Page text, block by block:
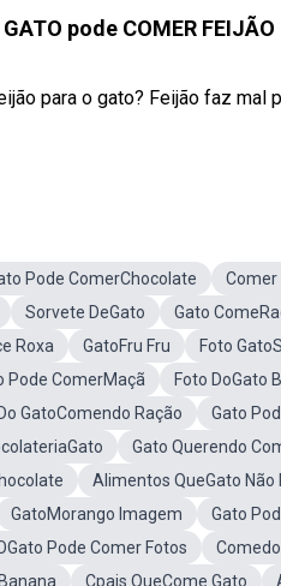
GATO pode COMER FEIJÃO
para o gato? Feijão faz mal
Pode ComerChocolate Comer
Sorvete DeGato Gato
Roxa GatoFru Fru Foto
Pode ComerMaçã Foto DoGato
GatoComendo Ração
Gato
Gato Querendo
Alimentos QueGato Não
GatoMorango Imagem
Gato
Pode Comer Fotos
Cpais QueCome Gato